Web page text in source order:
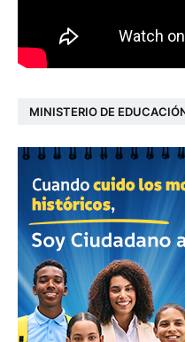
MINISTERIO DE